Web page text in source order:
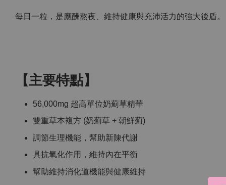
每日一粒，是應酬熬夜、維持健康與充沛活力的強大後盾。
【主要特點】
56,000mg 超高單位奶薊草精華
雙重草本複方 (奶薊草 + 朝鮮薊)
調節生理機能，幫助新陳代謝
具抗氧化作用，維持內在平衡
幫助維持消化道機能與健康維持